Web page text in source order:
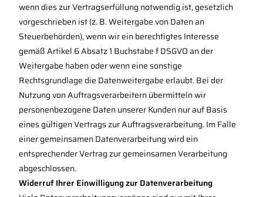
wenn dies zur Vertragserfüllung notwendig ist, gesetzlich
vorgeschrieben ist (z. B. Weitergabe von Daten an
Steuerbehörden), wenn wir ein berechtigtes Interesse
gemäß Artikel 6 Absatz 1 Buchstabe f DSGVO an der
Weitergabe haben oder wenn eine sonstige
Rechtsgrundlage die Datenweitergabe erlaubt. Bei der
Nutzung von Auftragsverarbeitern übermitteln wir
personenbezogene Daten unserer Kunden nur auf Basis
eines gültigen Vertrags zur Auftragsverarbeitung. Im Falle
einer gemeinsamen Datenverarbeitung wird ein
entsprechender Vertrag zur gemeinsamen Verarbeitung
abgeschlossen.
Widerruf Ihrer Einwilligung zur Datenverarbeitung